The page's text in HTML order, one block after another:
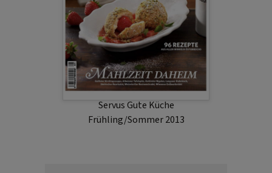
Servus Gute Küche
Frühling/Sommer 2013